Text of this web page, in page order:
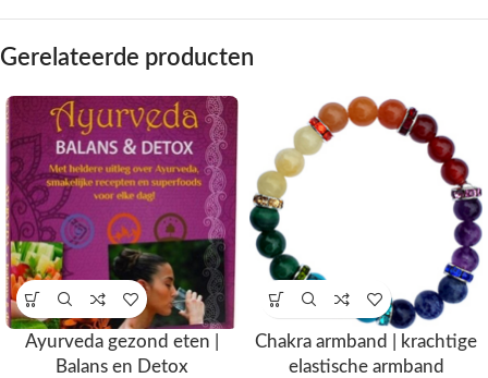
Gerelateerde producten
Ayurveda gezond eten |
Balans en Detox
Chakra armband | krachtige
elastische armband